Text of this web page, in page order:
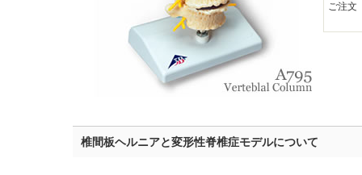
ご注文
椎間板ヘルニアと変形性脊椎症モデルについて